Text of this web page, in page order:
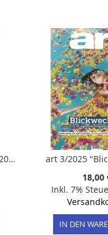
National Geographic Trave 1/2026
art 3/2025
18,00
Inkl. 7%
IN DEN